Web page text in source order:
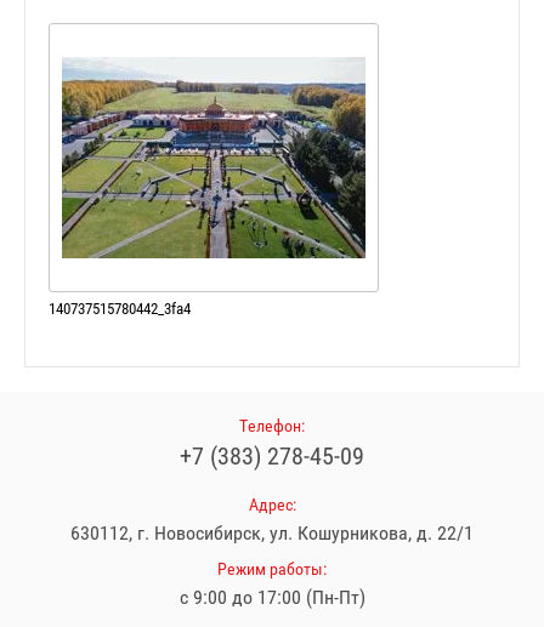
140737515780442_3fa4
Телефон:
+7 (383) 278‒45‒09
Адрес:
630112, г. Новосибирск, ул. Кошурникова, д. 22/1
Режим работы:
с 9:00 до 17:00 (Пн-Пт)